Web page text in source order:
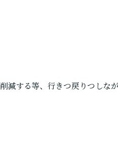
減する等、行きつ戻りつしなが